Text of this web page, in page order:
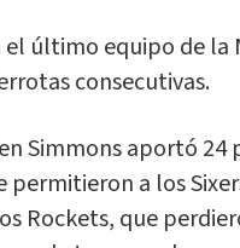
último equipo de la
consecutivas.
Simmons aportó 24
permitieron a los
Rockets, que